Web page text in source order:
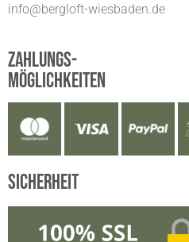
info@bergloft-wiesbaden.de
Zahlungs-
möglichkeiten
Sicherheit